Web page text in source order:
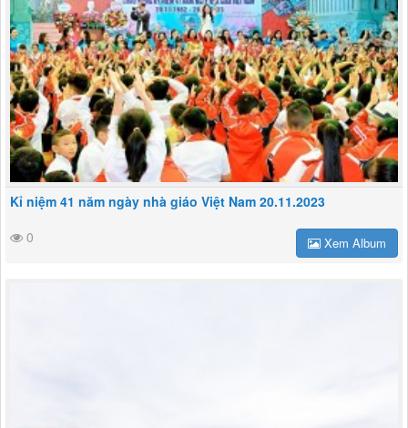
Kỉ niệm 41 năm ngày nhà giáo Việt Nam 20.11.2023
0
Xem Album